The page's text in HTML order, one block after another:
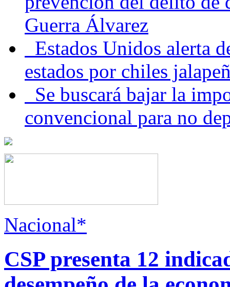
Guerra Álvarez
Estados Unidos alerta
estados por chiles
Se buscará bajar la
convencional para no
Nacional*
CSP presenta 12